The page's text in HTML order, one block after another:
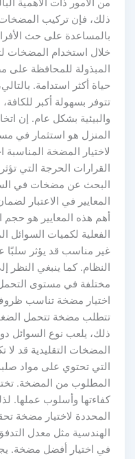
من الأمور ذات الأهمية
ذلك، فإن تركيب
بالمساعدة على حث
خلال استخدام المضخات
المبذولة للمحافظة على
حياة أكثر استدامة.
تتوفر بسهولة أكبر
والبيئية بشكل عام. إن
المنزل هو استثمار في
لاختيار المضخة
القرارات الحرجة التي
البحث عن مضخات في
المعايير في الاعتبار
أهم هذه المعايير هو
الفعلية لكميات
غير مناسب قد يؤثر سلبًا
النظام. كما ينبغي
مختلفة في مستوى
اختيار مضخة تناسب
تتطلب مضخة تتحمل
ذلك، يلعب نوع السوائل
المضخات التقليدية قد لا
التي تحتوي على مواد
المطلوب من المضخة.
كفاءتها وأسلوب عملها.
المحددة لاختيار مضخة
الهندسية مثل معدل
في اختيار أفضل مضخة.